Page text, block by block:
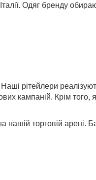
Одяг бренду
рітейлери
кампаній. Крім того,
нашій торговій арені.